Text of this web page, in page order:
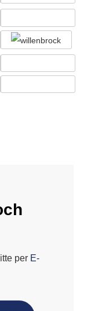
per E-